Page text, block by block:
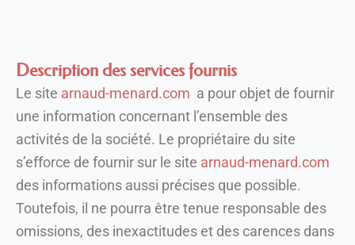
Description des services fournis
Le site arnaud-menard.com a pour objet de fournir
une information concernant l’ensemble des
activités de la société. Le propriétaire du site
s’efforce de fournir sur le site arnaud-menard.com
des informations aussi précises que possible.
Toutefois, il ne pourra être tenue responsable des
omissions, des inexactitudes et des carences dans